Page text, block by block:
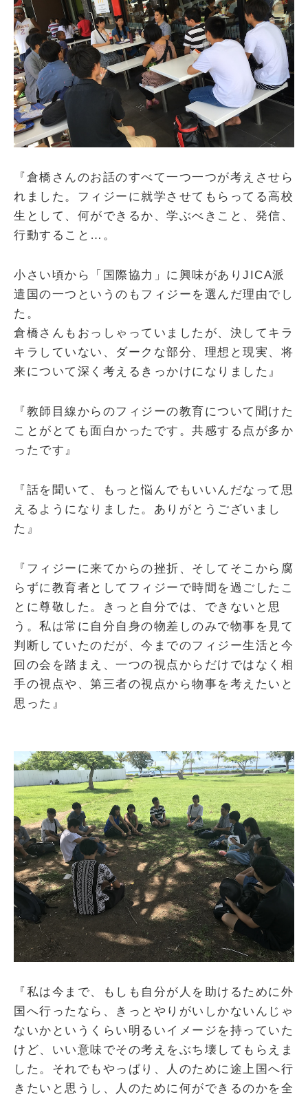
『倉橋さんのお話のすべて一つ一つが考えさせら
れました。フィジーに就学させてもらってる高校
生として、何ができるか、学ぶべきこと、発信、
行動すること…。
小さい頃から「国際協力」に興味がありJICA派
遣国の一つというのもフィジーを選んだ理由でし
た。
倉橋さんもおっしゃっていましたが、決してキラ
キラしていない、ダークな部分、理想と現実、将
来について深く考えるきっかけになりました』
『教師目線からのフィジーの教育について聞けた
ことがとても面白かったです。共感する点が多か
ったです』
『話を聞いて、もっと悩んでもいいんだなって思
えるようになりました。ありがとうございまし
た』
『フィジーに来てからの挫折、そしてそこから腐
らずに教育者としてフィジーで時間を過ごしたこ
とに尊敬した。きっと自分では、できないと思
う。私は常に自分自身の物差しのみで物事を見て
判断していたのだが、今までのフィジー生活と今
回の会を踏まえ、一つの視点からだけではなく相
手の視点や、第三者の視点から物事を考えたいと
思った』
『私は今まで、もしも自分が人を助けるために外
国へ行ったなら、きっとやりがいしかないんじゃ
ないかというくらい明るいイメージを持っていた
けど、いい意味でその考えをぶち壊してもらえま
した。それでもやっぱり、人のために途上国へ行
きたいと思うし、人のために何ができるのかを全